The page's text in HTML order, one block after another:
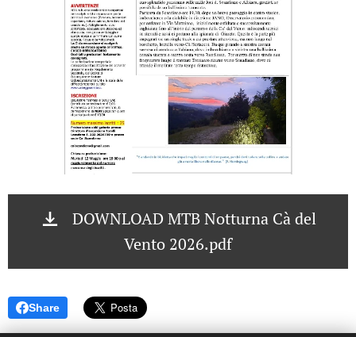
DOWNLOAD MTB Notturna Cà del
Vento 2026.pdf
Share